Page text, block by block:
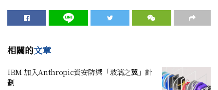
相關的文章
IBM 加入Anthropic資安防禦「玻璃之翼」計
劃